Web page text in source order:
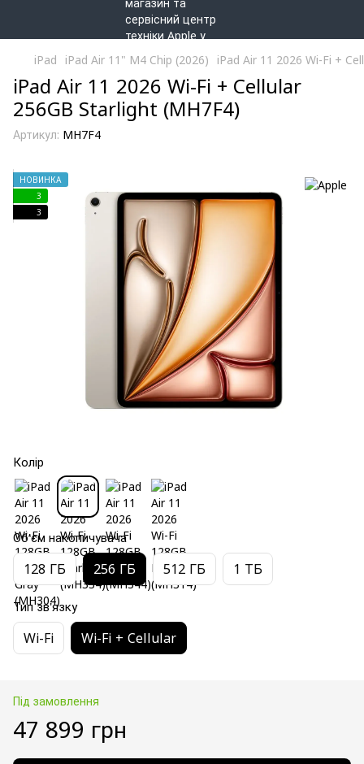
iPad iPad Air 11" M4 Chip (2026) iPad Air 11 2026 Wi-Fi +
iPad Air 11 2026 Wi-Fi + Cellular
256GB Starlight (MH7F4)
Артикул: MH7F4
НОВИНКА
3
3
Колір
Об'єм накопичувача
128 ГБ 256 ГБ 512 ГБ 1 ТБ
Тип зв'язку
Wi-Fi Wi-Fi + Cellular
Під замовлення
47 899 грн